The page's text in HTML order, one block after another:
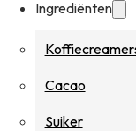
Ingrediënten
Cacao
Suiker